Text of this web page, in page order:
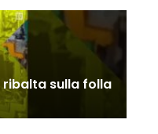
gli F16 intercettano
a livello:
sulla folla